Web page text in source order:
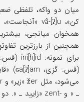
همخوان میانجی،
همچنین از بارزترین